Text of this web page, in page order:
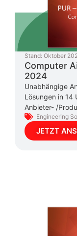
Stand: Oktober
Computer
2024
Unabhängige
Lösungen in 14
Anbieter- /
Engineering
JETZT